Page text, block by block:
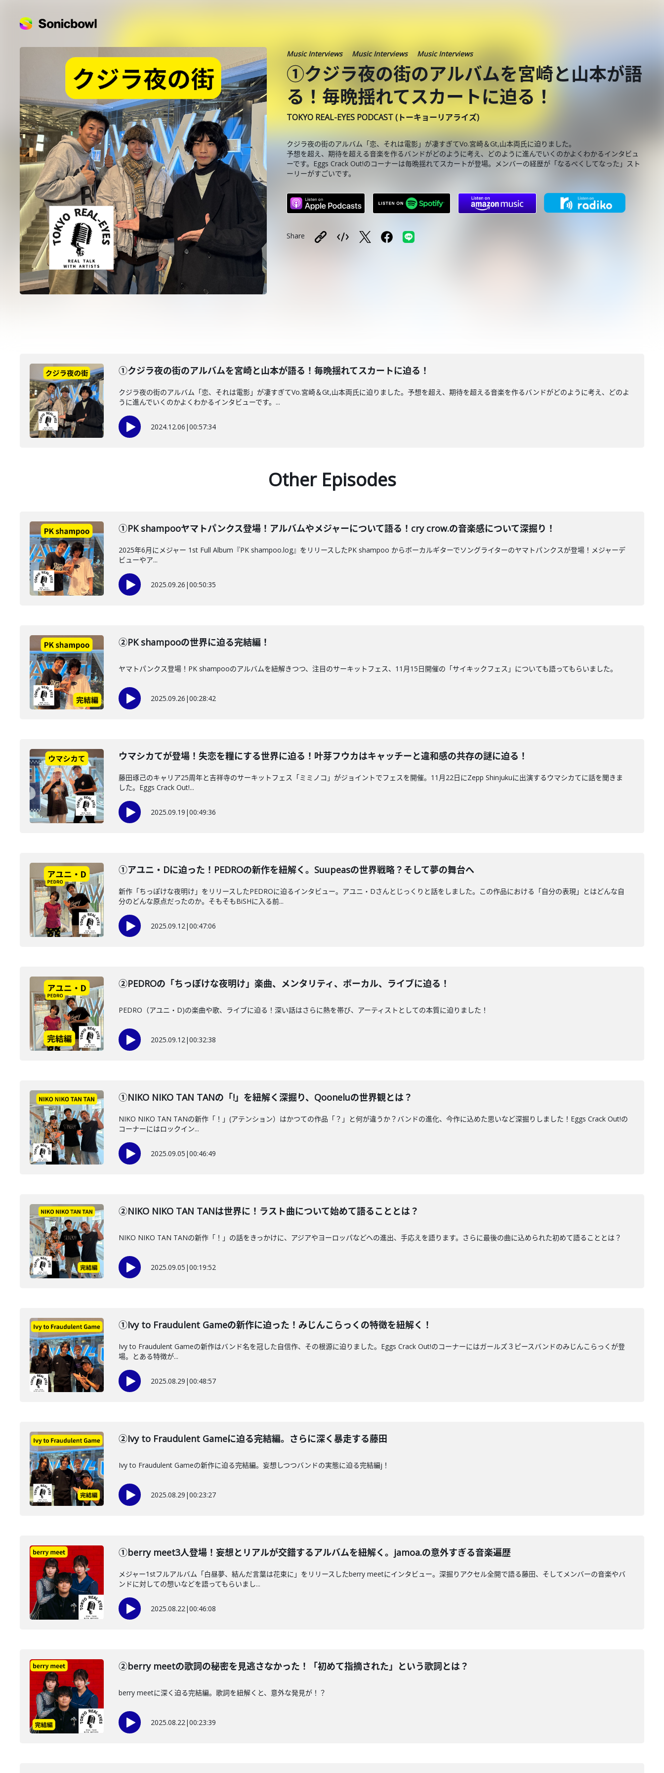
Music Interviews Music Interviews Music Interviews
①クジラ夜の街のアルバムを宮崎と山本が語
る！毎晩揺れてスカートに迫る！
TOKYO REAL-EYES PODCAST (トーキョーリアライズ)
クジラ夜の街のアルバム「恋、それは電影」が凄すぎてVo.宮崎＆Gt,山本両氏に迫りました。
予想を超え、期待を超える音楽を作るバンドがどのように考え、どのように進んでいくのかよくわかるインタビュ
ーです。Eggs Crack Out!のコーナーは毎晩揺れてスカートが登場。メンバーの経歴が「なるべくしてなった」スト
ーリーがすごいです。
Share
①クジラ夜の街のアルバムを宮崎と山本が語る！毎晩揺れてスカートに迫る！
クジラ夜の街のアルバム「恋、それは電影」が凄すぎてVo.宮崎＆Gt,山本両氏に迫りました。予想を超え、期待を超える音楽を作るバンドがどのように考え、どのよ
うに進んでいくのかよくわかるインタビューです。...
2024.12.06 |00:57:34
Other Episodes
①PK shampooヤマトパンクス登場！アルバムやメジャーについて語る！cry crow.の音楽感について深掘り！
2025年6月にメジャー 1st Full Album『PK shampoo.log』をリリースしたPK shampoo からボーカルギターでソングライターのヤマトパンクスが登場！メジャーデ
ビューやア...
2025.09.26 |00:50:35
②PK shampooの世界に迫る完結編！
ヤマトパンクス登場！PK shampooのアルバムを紐解きつつ、注目のサーキットフェス、11月15日開催の「サイキックフェス」についても語ってもらいました。
2025.09.26 |00:28:42
ウマシカてが登場！失恋を糧にする世界に迫る！叶芽フウカはキャッチーと違和感の共存の謎に迫る！
藤田琢己のキャリア25周年と吉祥寺のサーキットフェス「ミミノコ」がジョイントでフェスを開催。11月22日にZepp Shinjukuに出演するウマシカてに話を聞きま
した。Eggs Crack Out!...
2025.09.19 |00:49:36
①アユニ・Dに迫った！PEDROの新作を紐解く。Suupeasの世界戦略？そして夢の舞台へ
新作「ちっぽけな夜明け」をリリースしたPEDROに迫るインタビュー。アユニ・Dさんとじっくりと話をしました。この作品における「自分の表現」とはどんな自
分のどんな原点だったのか。そもそもBiSHに入る前...
2025.09.12|00:47:06
②PEDROの「ちっぽけな夜明け」楽曲、メンタリティ、ボーカル、ライブに迫る！
PEDRO（アユニ・D)の楽曲や歌、ライブに迫る！深い話はさらに熱を帯び、アーティストとしての本質に迫りました！
2025.09.12|00:32:38
①NIKO NIKO TAN TANの「!」を紐解く深掘り、Qooneluの世界観とは？
NIKO NIKO TAN TANの新作「！」(アテンション）はかつての作品「？」と何が違うか？バンドの進化、今作に込めた思いなど深掘りしました！Eggs Crack Out!の
コーナーにはロックイン...
2025.09.05 |00:46:49
②NIKO NIKO TAN TANは世界に！ラスト曲について始めて語ることとは？
NIKO NIKO TAN TANの新作「！」の話をきっかけに、アジアやヨーロッパなどへの進出、手応えを語ります。さらに最後の曲に込められた初めて語ることとは？
2025.09.05 |00:19:52
①Ivy to Fraudulent Gameの新作に迫った！みじんこらっくの特徴を紐解く！
Ivy to Fraudulent Gameの新作はバンド名を冠した自信作、その根源に迫りました。Eggs Crack Out!のコーナーにはガールズ３ピースバンドのみじんこらっくが登
場。とある特徴が...
2025.08.29 |00:48:57
②Ivy to Fraudulent Gameに迫る完結編。さらに深く暴走する藤田
Ivy to Fraudulent Gameの新作に迫る完結編。妄想しつつバンドの実態に迫る完結編j！
2025.08.29 |00:23:27
①berry meet3人登場！妄想とリアルが交錯するアルバムを紐解く。jamoa.の意外すぎる音楽遍歴
メジャー1stフルアルバム「白昼夢、結んだ言葉は花束に」をリリースしたberry meetにインタビュー。深掘りアクセル全開で語る藤田、そしてメンバーの音楽やバ
ンドに対しての想いなどを語ってもらいまし...
2025.08.22|00:46:08
②berry meetの歌詞の秘密を見逃さなかった！「初めて指摘された」という歌詞とは？
berry meetに深く迫る完結編。歌詞を紐解くと、意外な発見が！？
2025.08.22|00:23:39